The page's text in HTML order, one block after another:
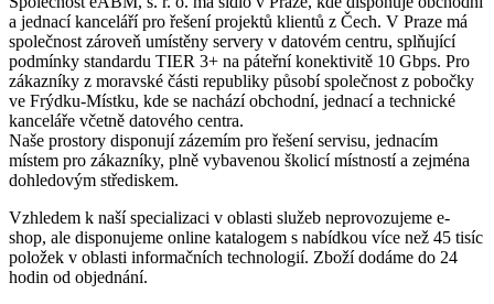
a jednací kanceláří pro řešení projektů klientů z Čech. V Praze má
společnost zároveň umístěny servery v datovém centru, splňující
podmínky standardu TIER 3+ na páteřní konektivitě 10 Gbps. Pro
zákazníky z moravské části republiky působí společnost z pobočky
ve Frýdku-Místku, kde se nachází obchodní, jednací a technické
kanceláře včetně datového centra.
Naše prostory disponují zázemím pro řešení servisu, jednacím
místem pro zákazníky, plně vybavenou školicí místností a zejména
dohledovým střediskem.
Vzhledem k naší specializaci v oblasti služeb neprovozujeme e-
shop, ale disponujeme online katalogem s nabídkou více než 45 tisíc
položek v oblasti informačních technologií. Zboží dodáme do 24
hodin od objednání.